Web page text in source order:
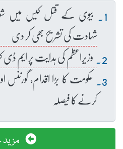
شہادت کی تشریح بھی کر دی
وزیراعظم کی ہدایت پر ایم ڈی کیٹ 2026 کی
حکومت کا بڑا اقدام، گورننس
کرنے کا فیصلہ